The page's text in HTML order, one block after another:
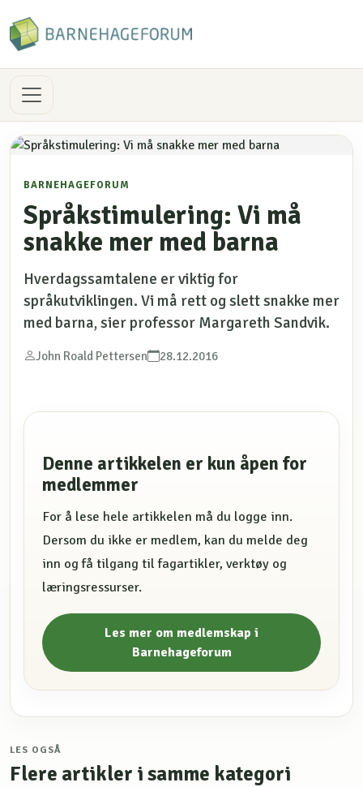
BARNEHAGEFORUM
Språkstimulering: Vi må
snakke mer med barna
Hverdagssamtalene er viktig for
språkutviklingen. Vi må rett og slett snakke mer
med barna, sier professor Margareth Sandvik.
John Roald Pettersen 28.12.2016
Denne artikkelen er kun åpen for
medlemmer
For å lese hele artikkelen må du logge inn.
Dersom du ikke er medlem, kan du melde deg
inn og få tilgang til fagartikler, verktøy og
læringsressurser.
Les mer om medlemskap i
Barnehageforum
LES OGSÅ
Flere artikler i samme kategori